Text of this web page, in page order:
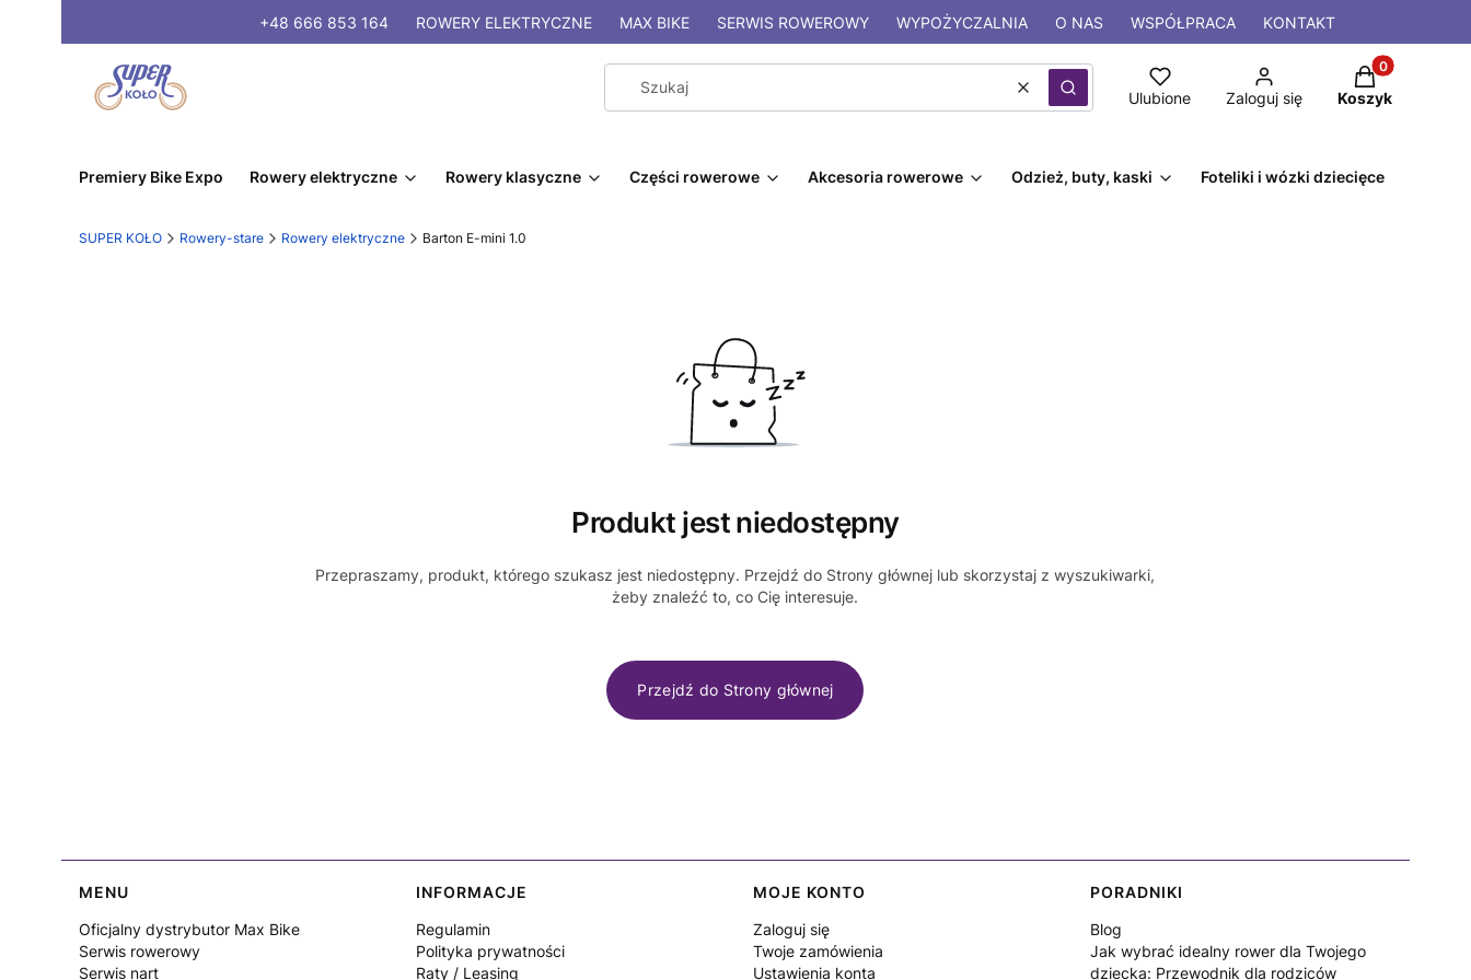
+48 666 853 164 ROWERYELEKTRYCZNE MAX BIKE SERWIS ROWEROWY WYPOŻYCZALNIA O NAS WSPÓŁPRACA KONTAKT
WyczyśćSzukaj Ulubione Zaloguj się
Produkty w
Koszyk
Premiery Bike Expo Rowery elektryczne Rowery klasyczne Części rowerowe Akcesoria rowerowe Odzież, buty, kaski Foteliki i wózki dziecięce
SUPER KOŁO Rowery-stare Rowery elektryczne Barton E-mini 1.0
Produkt jest niedostępny
Przepraszamy, produkt, którego szukasz jest niedostępny. Przejdź do Strony głównej lub skorzystaj z wyszukiwarki,
żeby znaleźć to, co Cię interesuje.
Przejdź do Strony głównej
Linki w stopce
MENU
Oficjalny dystrybutor Max Bike
Serwis rowerowy
Serwis nart
INFORMACJE
Regulamin
Polityka prywatności
Raty / Leasing
MOJE KONTO
Zaloguj się
Twoje zamówienia
Ustawienia konta
PORADNIKI
Blog
Jak wybrać idealny rower dla Twojego
dziecka: Przewodnik dla rodziców